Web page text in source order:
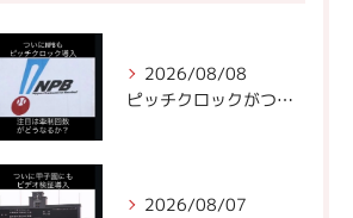
2026/08/08
ピッチクロックがついにNPBに!
2026/08/07